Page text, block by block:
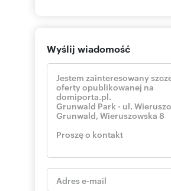
Wyślij wiadomość